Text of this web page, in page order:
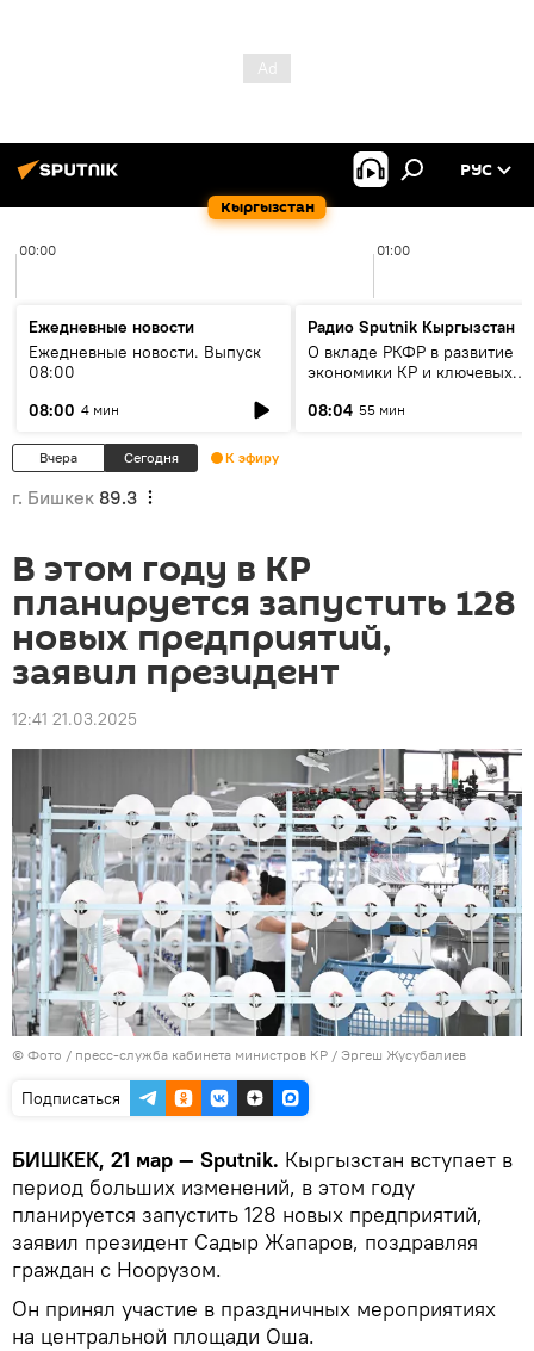
Кыргызстан
РУС
00:00 01:00
Ежедневные новости
Ежедневные новости. Выпуск
08:00
08:00 4 мин
Радио Sputnik Кыргызстан
О вкладе РКФР в развитие
экономики КР и ключевых
08:04 55 мин
Вчера Сегодня К эфиру
г. Бишкек 89.3
В этом году в КР
планируется запустить 128
новых предприятий,
заявил президент
12:41 21.03.2025
© Фото / пресс-служба кабинета министров КР / Эргеш Жусубалиев
Подписаться
БИШКЕК, 21 мар — Sputnik. Кыргызстан вступает в
период больших изменений, в этом году
планируется запустить 128 новых предприятий,
заявил президент Садыр Жапаров, поздравляя
граждан с Ноорузом.
Он принял участие в праздничных мероприятиях
на центральной площади Оша.